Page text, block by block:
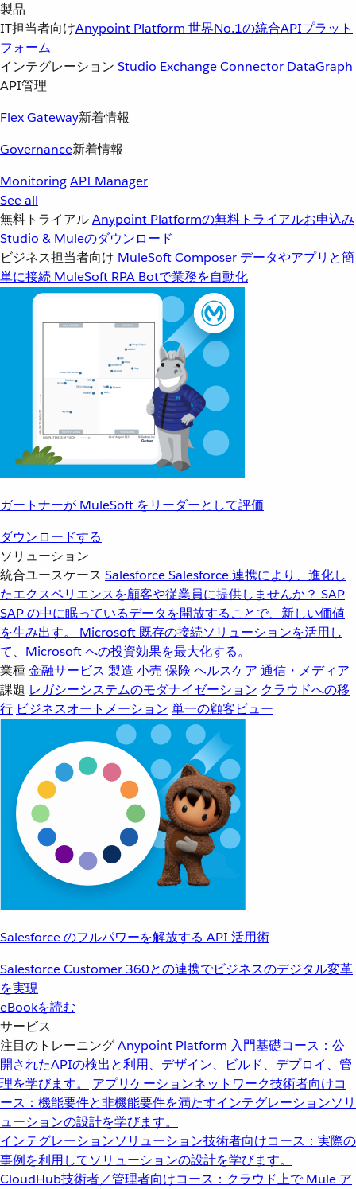
製品
IT担当者向けAnypoint Platform 世界No.1の統合APIプラット
フォーム
インテグレーション Studio ExchangeConnector DataGraph
API管理
Flex Gateway新着情報
Governance新着情報
MonitoringAPI Manager
See all
無料トライアルAnypoint Platformの無料トライアルお申込み
Studio & Muleのダウンロード
ビジネス担当者向け MuleSoft Composer データやアプリと簡
単に接続 MuleSoft RPA Botで業務を自動化
ガートナーが MuleSoft をリーダーとして評価
ダウンロードする
ソリューション
統合ユースケース SalesforceSalesforce 連携により、進化し
たエクスペリエンスを顧客や従業員に提供しませんか？ SAP
SAP の中に眠っているデータを開放することで、新しい価値
を生み出す。
Microsoft 既存の接続ソリューションを活用し
て、Microsoft への投資効果を最大化する。
業種金融サービス 製造 小売 保険 ヘルスケア 通信・メディア
課題 レガシーシステムのモダナイゼーション クラウドへの移
行 ビジネスオートメーション 単一の顧客ビュー
Salesforce のフルパワーを解放する API 活用術
Salesforce Customer 360との連携でビジネスのデジタル変革
を実現
eBookを読む
サービス
注目のトレーニングAnypoint Platform 入門基礎コース：公
開されたAPIの検出と利用、デザイン、ビルド、デプロイ、管
理を学びます。
アプリケーションネットワーク技術者向けコ
ース：機能要件と非機能要件を満たすインテグレーションソリ
ューションの設計を学びます。
インテグレーションソリューション技術者向けコース：実際の
事例を利用してソリューションの設計を学びます。
CloudHub技術者／管理者向けコース：クラウド上で Mule ア